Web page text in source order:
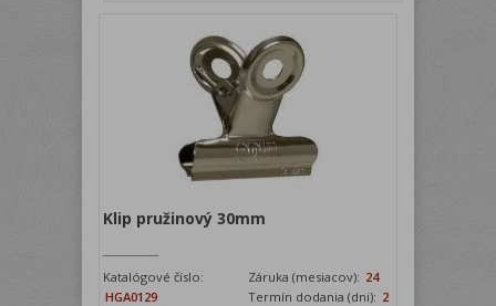
Klip pružinový 30mm
Katalógové číslo:
HGA0129
Záruka (mesiacov): 24
Termín dodania (dni): 2